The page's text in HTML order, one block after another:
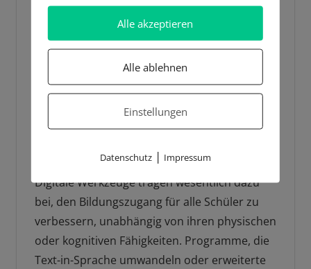
Beteiligten stets auf dem neuesten Stand
sind. Dies fördert eine transparente und
effiziente Bildungsumgebung, in der
administrative Hürden minimiert und
Lernchancen maximiert werden.
Förderung der Zugänglichkeit
Digitale Werkzeuge tragen wesentlich dazu
bei, den Bildungszugang für alle Schüler zu
verbessern, unabhängig von ihren physischen
oder kognitiven Fähigkeiten. Programme, die
Text-in-Sprache umwandeln oder erweiterte
Alle akzeptieren
Alle ablehnen
Einstellungen
Datenschutz| Impressum